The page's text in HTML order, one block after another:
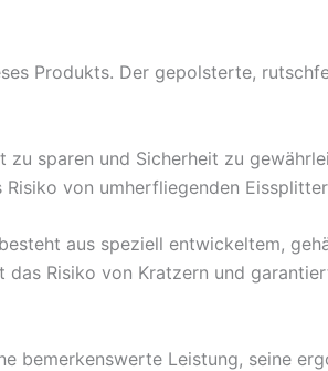
Produkts. Der gepolsterte,
sparen und Sicherheit zu
von umherfliegenden
aus speziell entwickeltem,
Risiko von Kratzern und
bemerkenswerte Leistung, seine